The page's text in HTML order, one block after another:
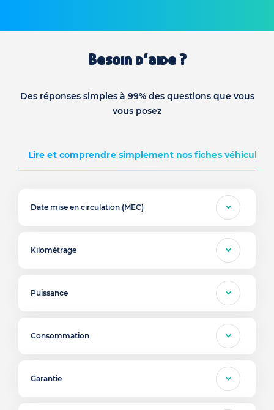
Besoin d’aide ?
Des réponses simples à 99% des questions que vous
vous posez
Lire et comprendre simplement nos fiches véhicules
Date mise en circulation (MEC)
Kilométrage
Puissance
Consommation
Garantie